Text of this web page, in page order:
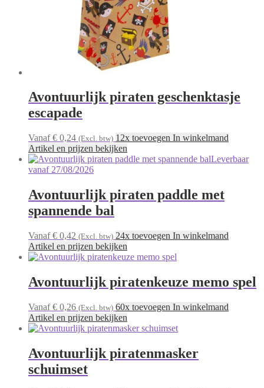
Avontuurlijk piraten geschenktasje
escapade
Vanaf € 0,24 (Excl. btw) 12x toevoegen In winkelmand
Artikel en prijzen bekijken
Leverbaar
vanaf 27/08/2026
Avontuurlijk piraten paddle met
spannende bal
Vanaf € 0,42 (Excl. btw) 24x toevoegen In winkelmand
Artikel en prijzen bekijken
Avontuurlijk piratenkeuze memo spel
Vanaf € 0,26 (Excl. btw) 60x toevoegen In winkelmand
Artikel en prijzen bekijken
Avontuurlijk piratenmasker
schuimset